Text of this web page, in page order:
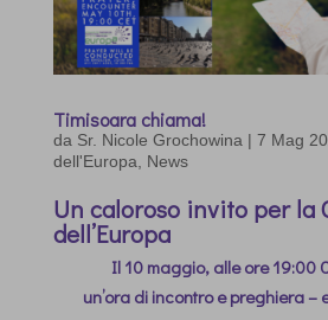
Timisoara chiama!
da Sr. Nicole Grochowina | 7 Mag
dell'Europa
News
Un caloroso invito per la
dell’Europa
Il 10 maggio, alle ore 19:00
un’ora di incontro e preghiera –